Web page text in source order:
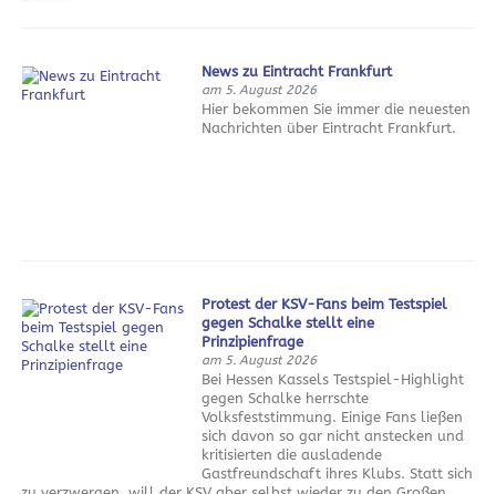
News zu Eintracht Frankfurt
am 5. August 2026
Hier bekommen Sie immer die neuesten
Nachrichten über Eintracht Frankfurt.
Protest der KSV-Fans beim Testspiel
gegen Schalke stellt eine
Prinzipienfrage
am 5. August 2026
Bei Hessen Kassels Testspiel-Highlight
gegen Schalke herrschte
Volksfeststimmung. Einige Fans ließen
sich davon so gar nicht anstecken und
kritisierten die ausladende
Gastfreundschaft ihres Klubs. Statt sich